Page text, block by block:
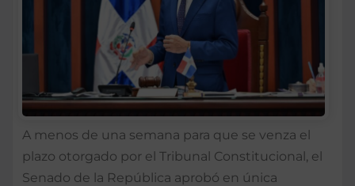
A menos de una semana para que se venza el
plazo otorgado por el Tribunal Constitucional, el
Senado de la República aprobó en única